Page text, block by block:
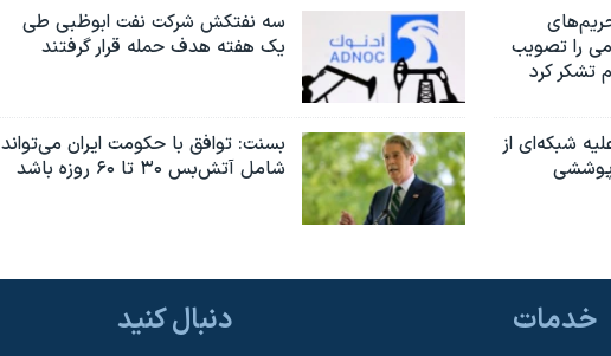
را تصویب
تشکر کرد
سه نفتکش شرکت نفت ابوظبی طی
یک هفته هدف حمله قرار گرفتند
شبکه‌ای از
بسنت: توافق با حکومت ایران می‌تواند
شامل آتش‌بس ۳۰ تا ۶۰ روزه باشد
دنبال کنید خدمات